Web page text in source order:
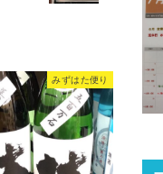
みずはた便り